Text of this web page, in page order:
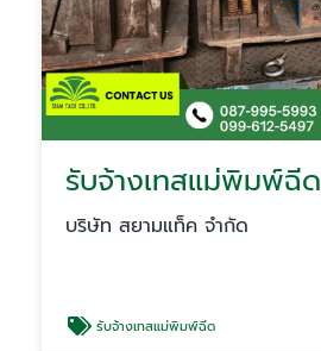
รับจ้างเทสแม่พิมพ์ฉีด
บริษัท สยามแท็ค จำกัด
รับจ้างเทสแม่พิมพ์ฉีด